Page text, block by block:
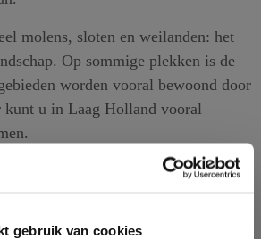
gebruik van cookies
molens, sloten en weilanden: het
Op sommige plekken is de
worden vooral bewoond door
kunt u in Laag Holland vooral
de fiets verkennen
verkennen op de fiets. Dankzij het
kunt u gemakkelijk alle